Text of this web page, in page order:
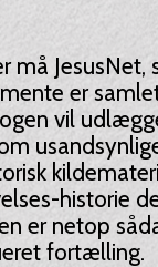
må
er
vil
historie
er netop
fortælling.